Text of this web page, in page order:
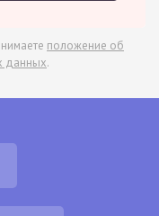
положение об
данных.